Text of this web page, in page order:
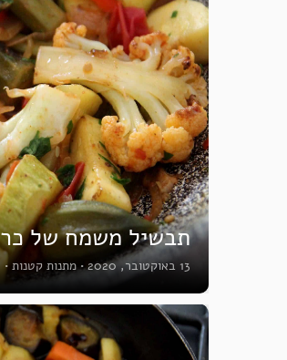
תבשיל משמח של
13 באוקטובר, 2020 • מתנות קטנות •